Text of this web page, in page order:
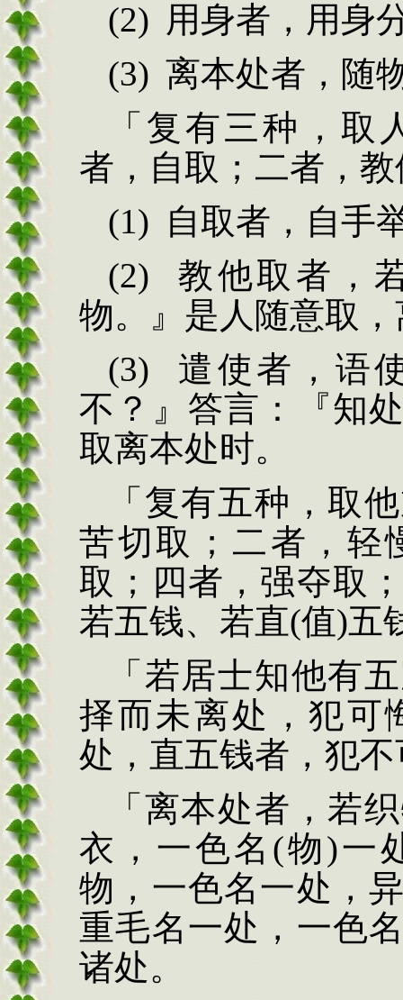
(2) 用身者，用身
(3) 离本处者，随
「复有三种，取
者，自取；二者， 教
(1) 自取者，自手
(2)
教他取者，
物。』是人随意取
(3)
遣使者，语
不？』答言：『知
取离本处时。
「复有五种，取
苦切取；二者，轻
取；四者，强夺取
若五钱、若直(值)五
「若居士知他有
择而未离处，犯可
处，直五钱者，犯
「离本处者，若
衣，一色名 (物)一
物，一色名一处，
重毛名一处，一色
诸处。